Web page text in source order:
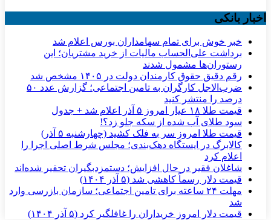
اخبار بانکی
خبر خوش برای تمام سهامداران بورس اعلام شد
برداشت علی‌الحساب مالیات از خرید مشتریان؛ این
رستوران‌ها مشمول شدند
رقم دقیق حقوق کارمندان دولت در ۱۴۰۵ مشخص شد
ضرب‌الاجل کارگران به تامین اجتماعی؛ گزارش عدد ۵۰
درصد را منتشر کنید
قیمت طلا ۱۸ عیار امروز ۵ آذر اعلام شد + جدول
سود طلای آب شده از سکه جلو زد؟!
قیمت طلا امروز سر به فلک کشید (چهارشنبه ۵ آذر)
کالابرگ در ایستگاه دهک‌بندی؛ مجلس شرط اصلی اجرا را
اعلام کرد
شاغلان فقیر در حال افزایش؛ دستمزدبگیران تحقیر شده‌اند
قیمت دلار رسماً کاهشی شد (۵ آذر ۱۴۰۴)
مهلت ۲۴ ساعته برای تامین اجتماعی؛ سازمان بازرسی وارد
شد
قیمت دلار امروز خریداران را غافلگیر کرد (۵ آذر ۱۴۰۴)